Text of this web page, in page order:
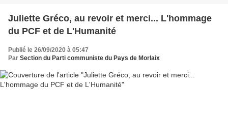
Juliette Gréco, au revoir et merci... L'hommage
du PCF et de L'Humanité
Publié le 26/09/2020 à 05:47
Par Section du Parti communiste du Pays de Morlaix